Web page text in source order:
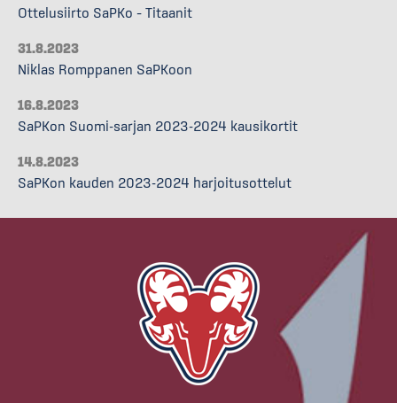
Ottelusiirto SaPKo – Titaanit
31.8.2023
Niklas Romppanen SaPKoon
16.8.2023
SaPKon Suomi-sarjan 2023-2024 kausikortit
14.8.2023
SaPKon kauden 2023-2024 harjoitusottelut